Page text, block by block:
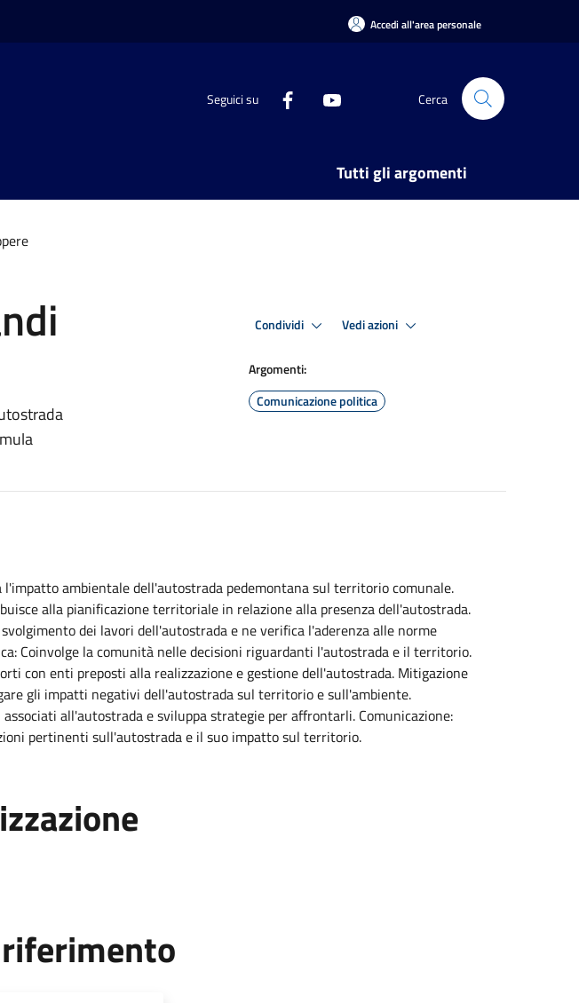
Accedi all'area personale
Seguici su Cerca
Tutti gli argomenti
Condividi Vedi azioni
Argomenti:
Comunicazione politica
l'impatto ambientale dell'autostrada pedemontana sul territorio comunale.
alla pianificazione territoriale in relazione alla presenza dell'autostrada.
dei lavori dell'autostrada e ne verifica l'aderenza alle norme
Coinvolge la comunità nelle decisioni riguardanti l'autostrada e il territorio.
con enti preposti alla realizzazione e gestione dell'autostrada. Mitigazione
gli impatti negativi dell'autostrada sul territorio e sull'ambiente.
all'autostrada e sviluppa strategie per affrontarli. Comunicazione:
pertinenti sull'autostrada e il suo impatto sul territorio.